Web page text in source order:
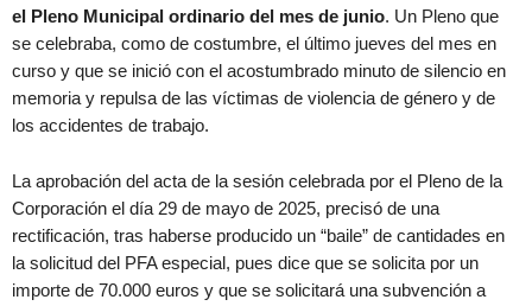
el Pleno Municipal ordinario del mes de junio. Un Pleno que
se celebraba, como de costumbre, el último jueves del mes en
curso y que se inició con el acostumbrado minuto de silencio en
memoria y repulsa de las víctimas de violencia de género y de
los accidentes de trabajo.
La aprobación del acta de la sesión celebrada por el Pleno de la
Corporación el día 29 de mayo de 2025, precisó de una
rectificación, tras haberse producido un “baile” de cantidades en
la solicitud del PFA especial, pues dice que se solicita por un
importe de 70.000 euros y que se solicitará una subvención a